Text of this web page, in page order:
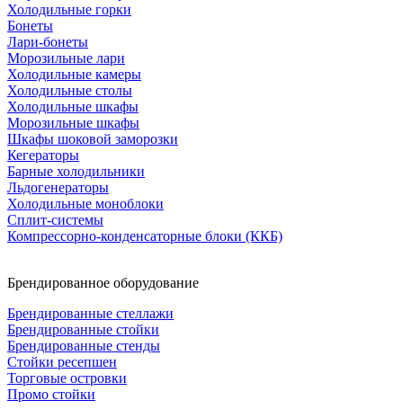
Холодильные горки
Бонеты
Лари-бонеты
Морозильные лари
Холодильные камеры
Холодильные столы
Холодильные шкафы
Морозильные шкафы
Шкафы шоковой заморозки
Кегераторы
Барные холодильники
Льдогенераторы
Холодильные моноблоки
Сплит-системы
Компрессорно-конденсаторные блоки (ККБ)
Брендированное оборудование
Брендированные стеллажи
Брендированные стойки
Брендированные стенды
Стойки ресепшен
Торговые островки
Промо стойки